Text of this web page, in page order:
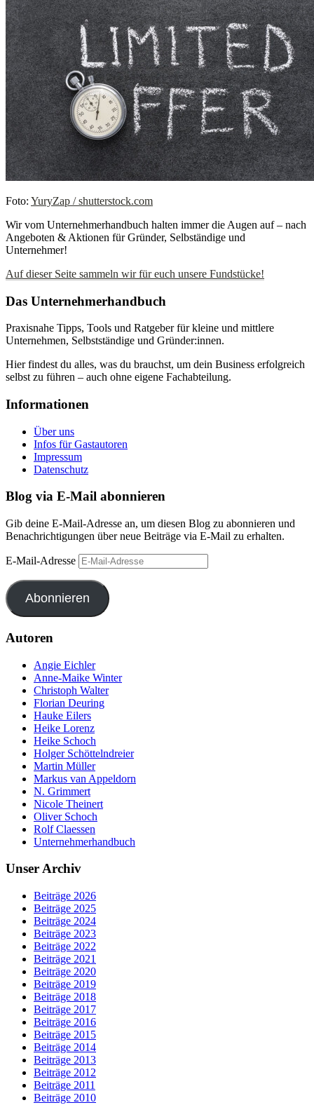
Foto: YuryZap / shutterstock.com
Wir vom Unternehmerhandbuch halten immer die Augen auf – nach
Angeboten & Aktionen für Gründer, Selbständige und
Unternehmer!
Auf dieser Seite sammeln wir für euch unsere Fundstücke!
Das Unternehmerhandbuch
Praxisnahe Tipps, Tools und Ratgeber für kleine und mittlere
Unternehmen, Selbstständige und Gründer:innen.
Hier findest du alles, was du brauchst, um dein Business erfolgreich
selbst zu führen – auch ohne eigene Fachabteilung.
Informationen
Über uns
Infos für Gastautoren
Impressum
Datenschutz
Blog via E-Mail abonnieren
Gib deine E-Mail-Adresse an, um diesen Blog zu abonnieren und
Benachrichtigungen über neue Beiträge via E-Mail zu erhalten.
E-Mail-Adresse
Abonnieren
Autoren
Angie Eichler
Anne-Maike Winter
Christoph Walter
Florian Deuring
Hauke Eilers
Heike Lorenz
Heike Schoch
Holger Schöttelndreier
Martin Müller
Markus van Appeldorn
N. Grimmert
Nicole Theinert
Oliver Schoch
Rolf Claessen
Unternehmerhandbuch
Unser Archiv
Beiträge 2026
Beiträge 2025
Beiträge 2024
Beiträge 2023
Beiträge 2022
Beiträge 2021
Beiträge 2020
Beiträge 2019
Beiträge 2018
Beiträge 2017
Beiträge 2016
Beiträge 2015
Beiträge 2014
Beiträge 2013
Beiträge 2012
Beiträge 2011
Beiträge 2010